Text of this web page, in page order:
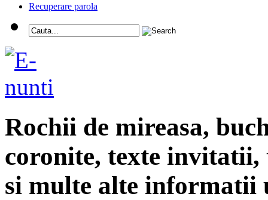
Recuperare parola
Rochii de mireasa,
coronite, texte
si multe alte informatii